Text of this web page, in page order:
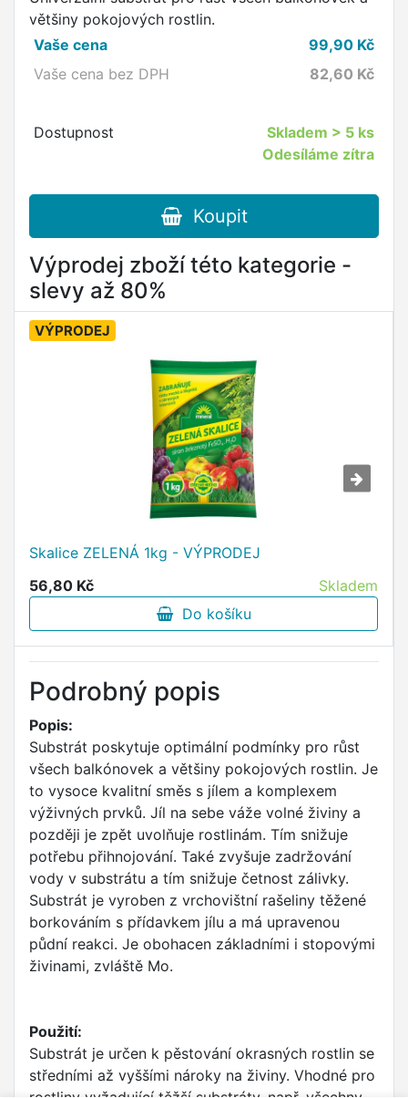
většiny pokojových rostlin.
Vaše cena
99,90 Kč
Vaše cena bez DPH
82,60 Kč
Dostupnost Skladem > 5 ks
Odesíláme zítra
Koupit
Výprodej zboží této kategorie -
slevy až 80%
VÝPRODEJ
Skalice ZELENÁ 1kg - VÝPRODEJ
56,80 Kč
Skladem
Do košíku
Podrobný popis
Popis:
Substrát poskytuje optimální podmínky pro růst
všech balkónovek a většiny pokojových rostlin. Je
to vysoce kvalitní směs s jílem a komplexem
výživných prvků. Jíl na sebe váže volné živiny a
později je zpět uvolňuje rostlinám. Tím snižuje
potřebu přihnojování. Také zvyšuje zadržování
vody v substrátu a tím snižuje četnost zálivky.
Substrát je vyroben z vrchovištní rašeliny těžené
borkováním s přídavkem jílu a má upravenou
půdní reakci. Je obohacen základními i stopovými
živinami, zvláště Mo.
Použití:
Substrát je určen k pěstování okrasných rostlin se
středními až vyššími nároky na živiny. Vhodné pro